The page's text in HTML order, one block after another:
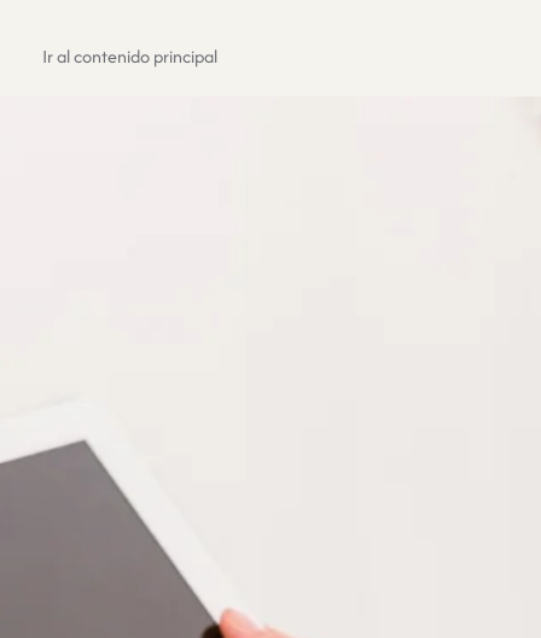
Ir al contenido principal